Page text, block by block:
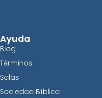
Ayuda
Blog
Términos
Salas
Sociedad Bíblica